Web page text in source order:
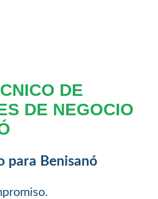
DE
DE NEGOCIO
para Benisanó